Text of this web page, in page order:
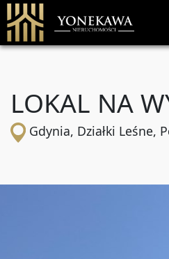
LOKAL NA
Gdynia, Działki Leśne,